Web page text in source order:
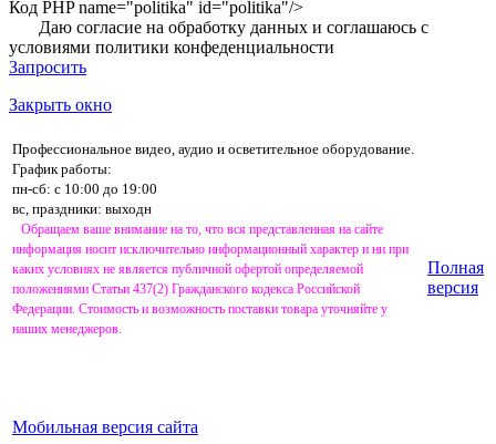
Код PHPname="politika" id="politika"/>
Даю согласие на обработку данных и соглашаюсь с
условиями политики конфеденциальности
Запросить
Закрыть окно
Профессиональное видео, аудио и осветительное оборудование.
График работы:
пн-сб: с 10:00 до 19:00
вс, праздники: выходн
Обращаем ваше внимание на то, что вся представленная на сайте
информация носит исключительно информационный характер и ни при
каких условиях не является публичной офертой определяемой
положениями Статьи 437(2) Гражданского кодекса Российской
Федерации. Стоимость и возможность поставки товара уточняйте у
наших менеджеров.
Мобильная версия сайта
Полная
версия